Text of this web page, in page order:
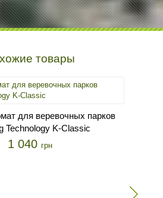
товары
для веревочных парков
Technology K-Classic
1 040 грн